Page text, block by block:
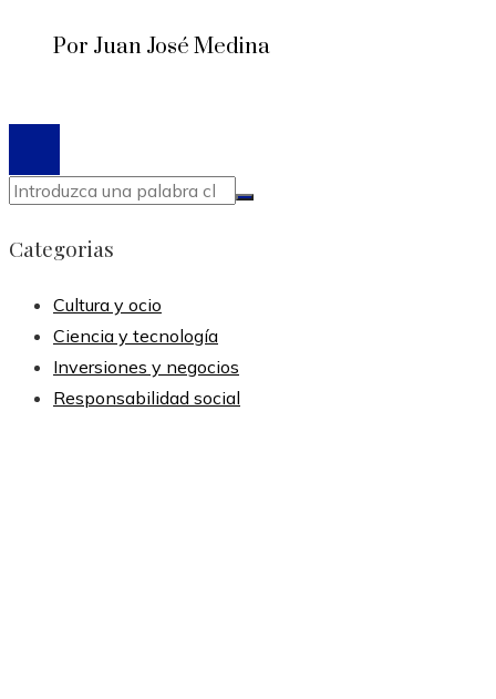
Por Juan José Medina
Categorias
Cultura y ocio
Ciencia y tecnología
Inversiones y negocios
Responsabilidad social